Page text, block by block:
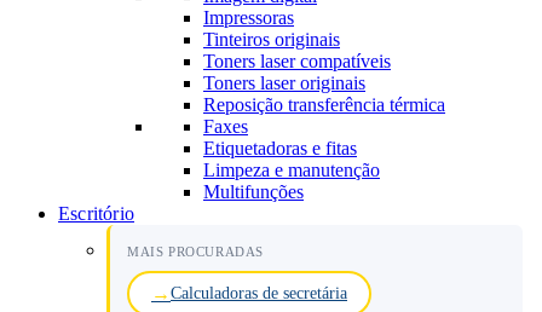
Impressoras
Tinteiros originais
Toners laser compatíveis
Toners laser originais
Reposição transferência térmica
Faxes
Etiquetadoras e fitas
Limpeza e manutenção
Multifunções
Escritório
MAIS PROCURADAS
Calculadoras de secretária